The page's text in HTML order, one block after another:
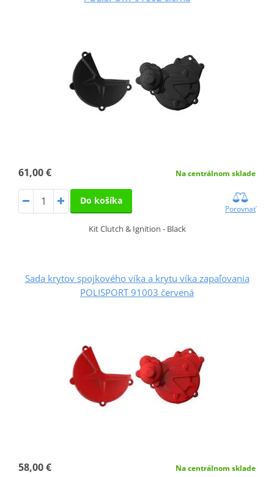
61,00 € Na centrálnom sklade
Do košíka
Porovnať
Kit Clutch & Ignition - Black
Sada krytov spojkového víka a krytu víka zapaľovania
POLISPORT 91003 červená
58,00 € Na centrálnom sklade